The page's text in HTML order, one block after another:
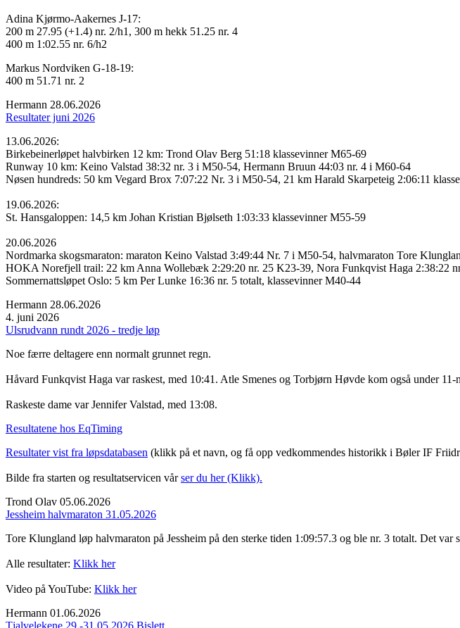
Adina Kjørmo-Aakernes J-17:
200 m 27.95 (+1.4) nr. 2/h1, 300 m hekk 51.25 nr. 4
400 m 1:02.55 nr. 6/h2
Markus Nordviken G-18-19:
400 m 51.71 nr. 2
Hermann 28.06.2026
Resultater juni 2026
13.06.2026:
Birkebeinerløpet halvbirken 12 km: Trond Olav Berg 51:18 klassevinner M65-69
Runway 10 km: Keino Valstad 38:32 nr. 3 i M50-54, Hermann Bruun 44:03 nr. 4 i M60-64
Nøsen hundreds: 50 km Vegard Brox 7:07:22 Nr. 3 i M50-54, 21 km Harald Skarpeteig 2:06:11
19.06.2026:
St. Hansgaloppen: 14,5 km Johan Kristian Bjølseth 1:03:33 klassevinner M55-59
20.06.2026
Nordmarka skogsmaraton: maraton Keino Valstad 3:49:44 Nr. 7 i M50-54, halvmaraton Tore
HOKA Norefjell trail: 22 km Anna Wollebæk 2:29:20 nr. 25 K23-39, Nora Funkqvist Haga 2:38:22
Sommernattsløpet Oslo: 5 km Per Lunke 16:36 nr. 5 totalt, klassevinner M40-44
Hermann 28.06.2026
4. juni 2026
Ulsrudvann rundt 2026 - tredje løp
Noe færre deltagere enn normalt grunnet regn.
Håvard Funkqvist Haga var raskest, med 10:41. Atle Smenes og Torbjørn Høvde kom også under
Raskeste dame var Jennifer Valstad, med 13:08.
Resultatene hos EqTiming
Resultater vist fra løpsdatabasen (klikk på et navn, og få opp vedkommendes historikk i Bøler IF
Bilde fra starten og resultatservicen vårser du her (Klikk).
Trond Olav 05.06.2026
Jessheim halvmaraton 31.05.2026
Tore Klungland løp halvmaraton på Jessheim på den sterke tiden 1:09:57.3 og ble nr. 3 totalt. Det var
Alle resultater: Klikk her
Video på YouTube: Klikk her
Hermann 01.06.2026
Tjalvelekene 29.-31.05.2026 Bislett